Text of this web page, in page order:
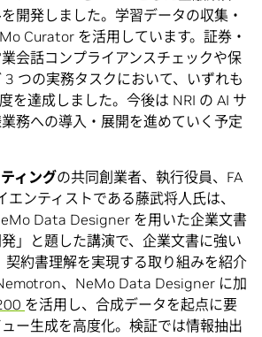
開発しました。学習データの収集・
Curator を活用しています。証券・
会話コンプライアンスチェックや保
3 つの実務タスクにおいて、いずれも
を達成しました。今後は NRI の AI サ
務への導入・展開を進めていく予定
ィングの共同創業者、執行役員、FA
エンティストである藤武将人氏は、
Data Designer を用いた企業文書
」と題した講演で、企業文書に強い
契約書理解を実現する取り組みを紹介
、NeMo Data Designer に加
を活用し、合成データを起点に要
ー生成を高度化。検証では情報抽出